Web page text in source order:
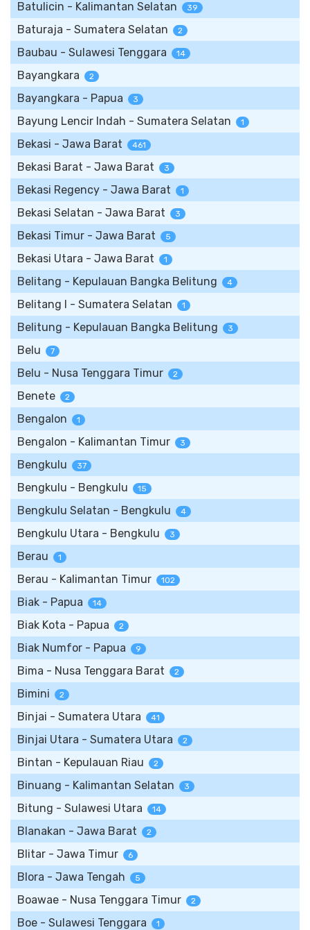
Batulicin - Kalimantan Selatan 39
Baturaja - Sumatera Selatan 2
Baubau - Sulawesi Tenggara 14
Bayangkara 2
Bayangkara - Papua 3
Bayung Lencir Indah - Sumatera Selatan 1
Bekasi - Jawa Barat 461
Bekasi Barat - Jawa Barat 3
Bekasi Regency - Jawa Barat 1
Bekasi Selatan - Jawa Barat 3
Bekasi Timur - Jawa Barat 5
Bekasi Utara - Jawa Barat 1
Belitang - Kepulauan Bangka Belitung 4
Belitang I - Sumatera Selatan 1
Belitung - Kepulauan Bangka Belitung 3
Belu 7
Belu - Nusa Tenggara Timur 2
Benete 2
Bengalon 1
Bengalon - Kalimantan Timur 3
Bengkulu 37
Bengkulu - Bengkulu 15
Bengkulu Selatan - Bengkulu 4
Bengkulu Utara - Bengkulu 3
Berau 1
Berau - Kalimantan Timur 102
Biak - Papua 14
Biak Kota - Papua 2
Biak Numfor - Papua 9
Bima - Nusa Tenggara Barat 2
Bimini 2
Binjai - Sumatera Utara 41
Binjai Utara - Sumatera Utara 2
Bintan - Kepulauan Riau 2
Binuang - Kalimantan Selatan 3
Bitung - Sulawesi Utara 14
Blanakan - Jawa Barat 2
Blitar - Jawa Timur 6
Blora - Jawa Tengah 5
Boawae - Nusa Tenggara Timur 2
Boe - Sulawesi Tenggara 1